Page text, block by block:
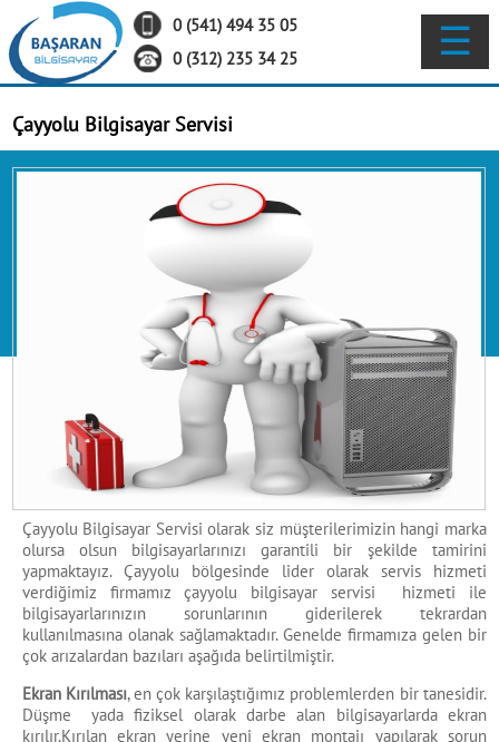
0 (541) 494 35 05
0 (312) 235 34 25
ANA SAYFA ☰
Çayyolu Bilgisayar Servisi
Çayyolu Bilgisayar Servisi olarak siz müşterilerimizin hangi marka
olursa olsun bilgisayarlarınızı garantili bir şekilde tamirini
yapmaktayız. Çayyolu bölgesinde lider olarak servis hizmeti
verdiğimiz firmamız çayyolu bilgisayar servisi hizmeti ile
bilgisayarlarınızın sorunlarının giderilerek tekrardan
kullanılmasına olanak sağlamaktadır. Genelde firmamıza gelen bir
çok arızalardan bazıları aşağıda belirtilmiştir.
Ekran Kırılması, en çok karşılaştığımız problemlerden bir tanesidir.
Düşme yada fiziksel olarak darbe alan bilgisayarlarda ekran
kırılır.Kırılan ekran yerine yeni ekran montajı yapılarak sorun